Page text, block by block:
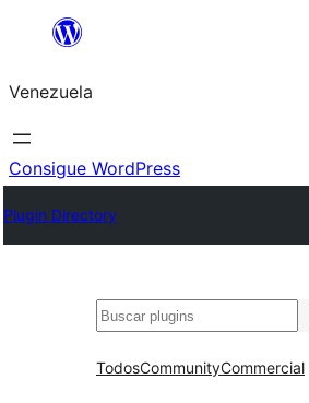
Saltar
contenido
Venezuela
Consigue WordPress
Plugin Directory
Buscar
TodosCommunityCommercial